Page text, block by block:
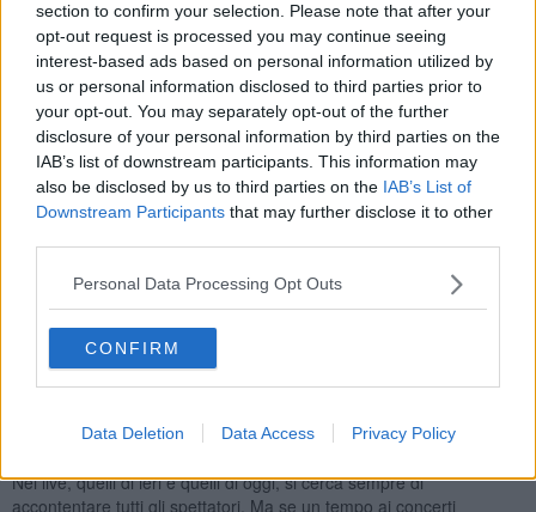
section to confirm your selection. Please note that after your
opt-out request is processed you may continue seeing
interest-based ads based on personal information utilized by
us or personal information disclosed to third parties prior to
your opt-out. You may separately opt-out of the further
disclosure of your personal information by third parties on the
IAB’s list of downstream participants. This information may
also be disclosed by us to third parties on the IAB’s List of
Downstream Participants that may further disclose it to other
Personal Data Processing Opt Outs
CONFIRM
Data Deletion Data Access Privacy Policy
Nel 1983, il tour di “Bollicine” era già imponente non solo per il
numero di date ma anche per le città toccate: Roma, Firenze,
Milano, Verona, Cagliari... Fino al 1987 fu un crescendo
inarrestabile, anche grazie al contributo e all’esperienza del
promoter di allora, Enrico Rovelli. Poi, negli anni Novanta, una volta
rientrato nell’entourage diVasco mi ritirai del tutto
dall’organizzazione dei concerti. Di quel decennio, la situazione che
ricordo con maggiore partecipazione e orgoglio è quella del 1995
l’arrangiamento molto rock della cover di Generale di Francesco De
Gregori e l’introduzione di musica classica in cui utilizzai l’ouverture
del Don Giovanni di Mozart. Io sono un grande ascoltatore di
musica classica, mentre sono poco attratto dal pop, anche se amo
molto i Pet Shop Boys. Quest’anno, ad esempio, l’intro che
abbiamo usato per la seconda parte del tour era presa dal secondo
belli fu quello di un tour di una decina di anni fa, dove utilizzammo
l’ouverture del Rienzi di Wagner. Impareggiabile, da brividi!
Nei live, quelli di ieri e quelli di oggi, si cerca sempre di
accontentare tutti gli spettatori. Ma se un tempo ai concerti